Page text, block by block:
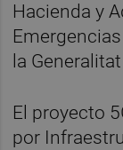
Hacienda y
la
El proyecto
por